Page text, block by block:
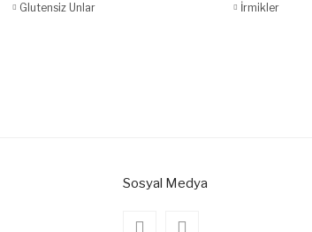
Glutensiz Unlar İrmikler
Sosyal Medya